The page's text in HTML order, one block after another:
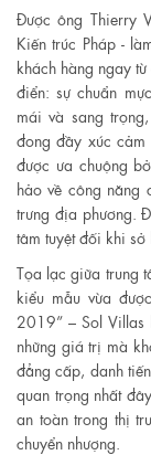
Được ông Thierry
Kiến trúc Pháp -
khách hàng ngay
điển: sự chuẩn
mái và sang
đong đầy xúc cảm
được ưa chuộng
hảo về công năng
trưng địa phương.
tâm tuyệt đối khi
Tọa lạc giữa trung
kiểu mẫu vừa
2019” – Sol Villas
những giá trị mà
đẳng cấp, danh
quan trọng nhất
an toàn trong thị
chuyển nhượng.